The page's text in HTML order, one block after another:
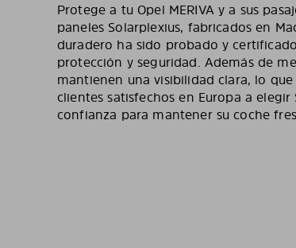
Protege a tu Opel MERIVA y a sus
paneles Solarplexius, fabricados en
duradero ha sido probado y
protección y seguridad. Además de
mantienen una visibilidad clara, lo
clientes satisfechos en Europa a
confianza para mantener su coche